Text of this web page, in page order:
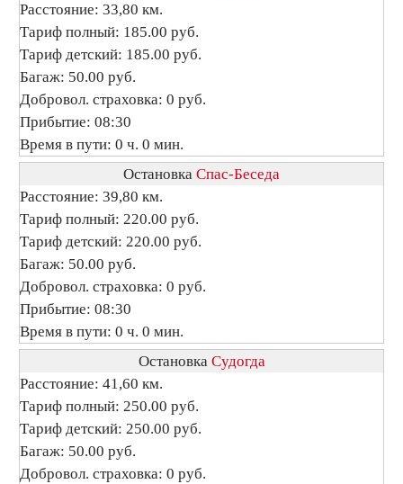
Расстояние: 33,80 км.
Тариф полный: 185.00 руб.
Тариф детский: 185.00 руб.
Багаж: 50.00 руб.
Добровол. страховка: 0 руб.
Прибытие: 08:30
Время в пути: 0 ч. 0 мин.
Остановка Спас-Беседа
Расстояние: 39,80 км.
Тариф полный: 220.00 руб.
Тариф детский: 220.00 руб.
Багаж: 50.00 руб.
Добровол. страховка: 0 руб.
Прибытие: 08:30
Время в пути: 0 ч. 0 мин.
Остановка Судогда
Расстояние: 41,60 км.
Тариф полный: 250.00 руб.
Тариф детский: 250.00 руб.
Багаж: 50.00 руб.
Добровол. страховка: 0 руб.